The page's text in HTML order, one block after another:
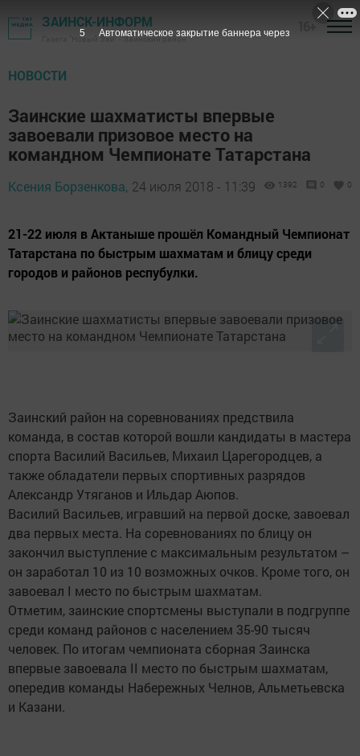
ЗАИНСК-ИНФОРМ
Газета "Новый Зай" - Заинский район
НОВОСТИ
Заинские шахматисты впервые
завоевали призовое место на
командном Чемпионате Татарстана
Ксения Борзенкова, 24 июля 2018 - 11:39 1392 0 0
21-22 июля в Актаныше прошёл Командный Чемпионат
Татарстана по быстрым шахматам и блицу среди
городов и районов респубулки.
Заинский район на соревнованиях предствила
команда, в состав которой вошли кандидаты в мастера
спорта Василий Васильев, Михаил Царегородцев, а
также обладатели первых спортивных разрядов
Александр Утяганов и Ильдар Аюпов.
Василий Васильев, игравший на первой доске, завоевал
два первых места. На соревнованиях по блицу он
закончил выступление с максимальным результатом –
он заработал 10 из 10 возможных очков. Кроме того, он
завоевал I место по быстрым шахматам.
Отметим, заинские спортсмены выступали в подгруппе
среди команд районов с населением 35-90 тысяч
человек. По итогам чемпионата сборная Заинска
впервые завоевала II место по быстрым шахматам,
опередив команды Набережных Челнов, Альметьевска
и Казани.
4 Автоматическое закрытие баннера через